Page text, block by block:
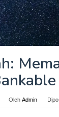
OlehAdmin